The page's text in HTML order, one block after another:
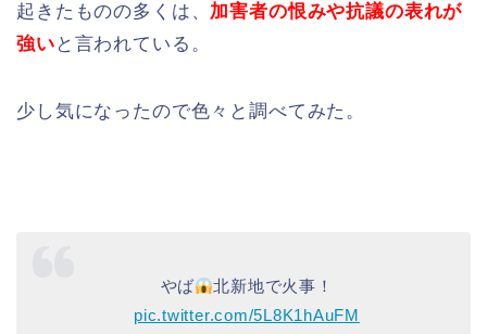
起きたものの多くは、 加害者の恨みや抗議の表れが
強い と言われている。
少し気になったので色々と調べてみた。
やば
北新地で火事！
pic.twitter.com/5L8K1hAuFM